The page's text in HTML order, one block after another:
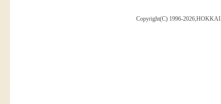
Copyright(C) 1996-